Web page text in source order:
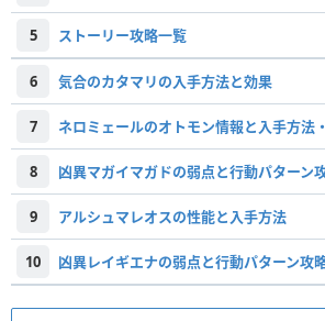
5 ストーリー攻略一覧
6 気合のカタマリの入手方法と効果
7 ネロミェールのオトモン情報と入手方法
8 凶異マガイマガドの弱点と行動パターン
9 アルシュマレオスの性能と入手方法
10 凶異レイギエナの弱点と行動パターン攻